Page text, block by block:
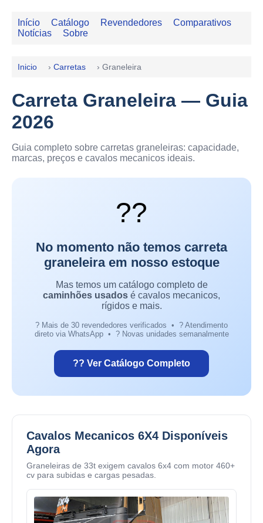
Início Catálogo Revendedores
Comparativos
Notícias
Sobre
Inicio › Carretas › Graneleira
Carreta Graneleira — Guia
2026
Guia completo sobre carretas graneleiras: capacidade,
marcas, preços e cavalos mecanicos ideais.
??
No momento não temos carreta
graneleira em nosso estoque
Mas temos um catálogo completo de
caminhões usados é cavalos mecanicos,
rígidos e mais.
? Mais de 30 revendedores verificados • ? Atendimento
direto via WhatsApp • ? Novas unidades semanalmente
?? Ver Catálogo Completo
Cavalos Mecanicos 6X4 Disponíveis
Agora
Graneleiras de 33t exigem cavalos 6x4 com motor 460+
cv para subidas e cargas pesadas.